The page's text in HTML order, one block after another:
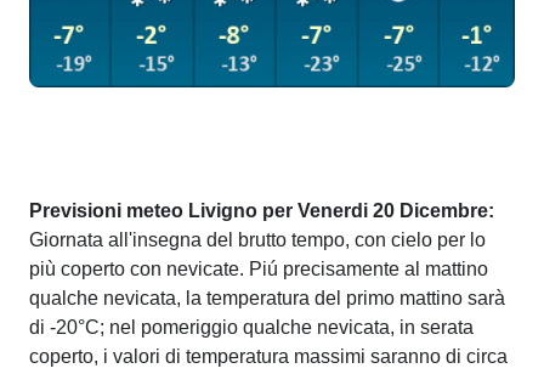
Previsioni meteo Livigno per Venerdi 20 Dicembre:
Giornata all'insegna del brutto tempo, con cielo per lo
più coperto con nevicate. Piú precisamente al mattino
qualche nevicata, la temperatura del primo mattino sarà
di -20°C; nel pomeriggio qualche nevicata, in serata
coperto, i valori di temperatura massimi saranno di circa